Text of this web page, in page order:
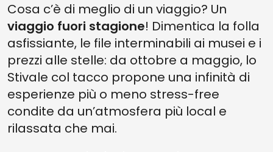
Cosa c’è di meglio di un viaggio? Un
viaggio fuori stagione! Dimentica la folla
asfissiante, le file interminabili ai musei e i
prezzi alle stelle: da ottobre a maggio, lo
Stivale col tacco propone una infinità di
esperienze più o meno stress-free
condite da un’atmosfera più local e
rilassata che mai.